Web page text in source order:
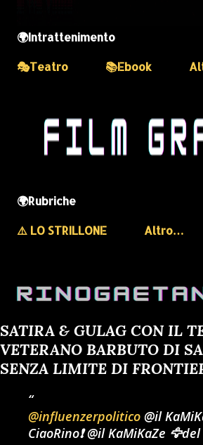
🌍Intrattenimento
🎭Teatro
📚Ebook
🌍Rubriche
⚠️ LO STRILLONE
Altro…
SATIRA & GULAG CON IL
VETERANO BARBUTO DI
SENZA LIMITE DI
@influenzerpolitico @il
CiaoRino❗ @il KaMiKaZe 🦅del